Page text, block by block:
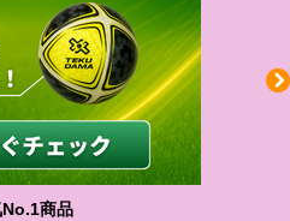
No.1商品